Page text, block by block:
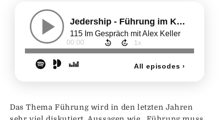
Das Thema Führung wird in den letzten Jahren